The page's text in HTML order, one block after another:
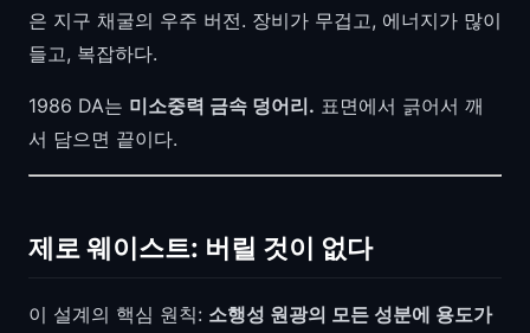
은 지구 채굴의 우주 버전. 장비가 무겁고, 에너지가 많이
들고, 복잡하다.
1986 DA는 미소중력 금속 덩어리. 표면에서 긁어서 깨
서 담으면 끝이다.
제로 웨이스트: 버릴 것이 없다
이 설계의 핵심 원칙: 소행성 원광의 모든 성분에 용도가